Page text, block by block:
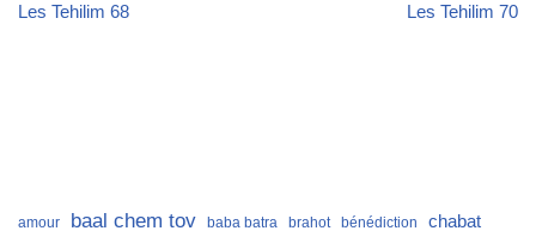
Les Tehilim 68 Les Tehilim 70
amour baal chem tov baba batra brahot bénédiction chabat